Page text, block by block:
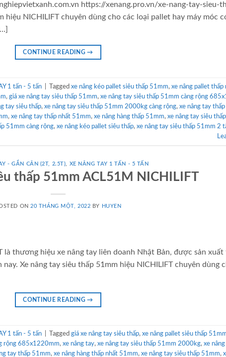
https://xenang.pro.vn/xe-nang-tay-sieu-
NICHILIFT chuyên dùng cho các loại pallet hay máy móc
CONTINUE READING→
1 tấn - 5 tấn Tagged xe nâng kéo pallet siêu thấp 51mm, xe nâng pallet thấp
, giá xe nâng tay siêu thấp 51mm, xe nâng tay siêu thấp 51mm càng rộng
tay siêu thấp, xe nâng tay siêu thấp 51mm 2000kg càng rộng, xe nâng tay
, xe nâng tay thấp nhất 51mm, xe nâng hàng thấp 51mm, xe nâng tay siêu
51mm càng rộng, xe nâng kéo pallet siêu thấp, xe nâng tay siêu thấp 51mm 2
- GẮN CÂN (2T, 2.5T) XE NÂNG TAY 1 TẤN - 5 TẤN
thấp 51mm ACL51M NICHILIFT
ON 20 THÁNG MỘT, 2022 BY HUYEN
là thương hiệu xe nâng tay liên doanh Nhật Bản, được sản xuất
Xe nâng tay siêu thấp 51mm hiệu NICHILIFT chuyên dùng
CONTINUE READING→
1 tấn - 5 tấn Tagged giá xe nâng tay siêu thấp, xe nâng pallet siêu thấp
rộng 685x1220mm, xe nâng tay, xe nâng tay siêu thấp 51mm 2000kg, xe
tay thấp 51mm, xe nâng hàng thấp nhất 51mm, xe nâng tay siêu thấp 51mm,